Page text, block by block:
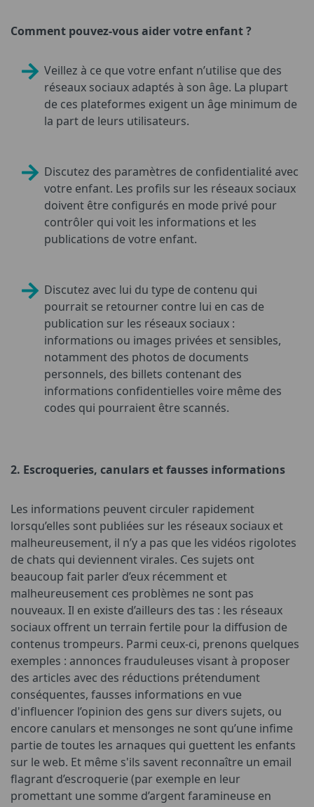
Comment pouvez-vous aider votre enfant ?
Veillez à ce que votre enfant n’utilise que des
réseaux sociaux adaptés à son âge. La plupart
de ces plateformes exigent un âge minimum de
la part de leurs utilisateurs.
Discutez des paramètres de confidentialité avec
votre enfant. Les profils sur les réseaux sociaux
doivent être configurés en mode privé pour
contrôler qui voit les informations et les
publications de votre enfant.
Discutez avec lui du type de contenu qui
pourrait se retourner contre lui en cas de
publication sur les réseaux sociaux :
informations ou images privées et sensibles,
notamment des photos de documents
personnels, des billets contenant des
informations confidentielles voire même des
codes qui pourraient être scannés.
2. Escroqueries, canulars et fausses informations
Les informations peuvent circuler rapidement
lorsqu’elles sont publiées sur les réseaux sociaux et
malheureusement, il n’y a pas que les vidéos rigolotes
de chats qui deviennent virales. Ces sujets ont
beaucoup fait parler d’eux récemment et
malheureusement ces problèmes ne sont pas
nouveaux. Il en existe d’ailleurs des tas : les réseaux
sociaux offrent un terrain fertile pour la diffusion de
contenus trompeurs. Parmi ceux-ci, prenons quelques
exemples : annonces frauduleuses visant à proposer
des articles avec des réductions prétendument
conséquentes, fausses informations en vue
d'influencer l’opinion des gens sur divers sujets, ou
encore canulars et mensonges ne sont qu’une infime
partie de toutes les arnaques qui guettent les enfants
sur le web. Et même s'ils savent reconnaître un email
flagrant d’escroquerie (par exemple en leur
promettant une somme d’argent faramineuse en